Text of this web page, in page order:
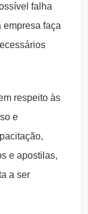
falha
empresa faça
respeito às
e
e apostilas,
a ser